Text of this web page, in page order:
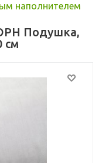
наполнителем
Подушка,
см